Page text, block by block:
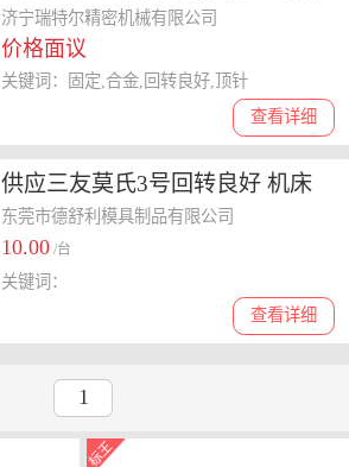
回转良好 活动顶针
济宁瑞特尔精密机械有限公司
价格面议
查看详细
关键词：固定,合金,回转良好,顶针
供应三友莫氏3号回转良好 机床
附件
东莞市德舒利模具制品有限公司
10.00 /台
查看详细
关键词：
1